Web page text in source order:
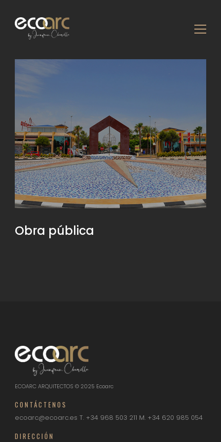
Obra pública
ECOARC ARQUITECTOS © 2025 Ecoarc
CONTÁCTENOS
ecoarc@ecoarc.es T. +34 968 503 211 M. +34 620 985 054
DIRECCIÓN